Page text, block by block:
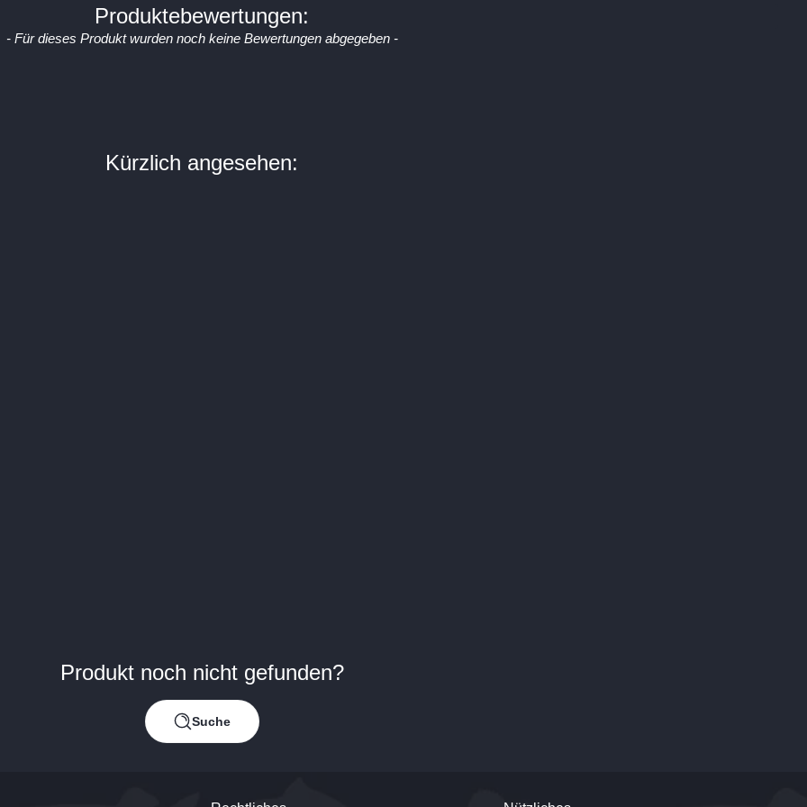
Produktebewertungen:
- Für dieses Produkt wurden noch keine Bewertungen abgegeben -
Kürzlich angesehen:
Produkt noch nicht gefunden?
Suche